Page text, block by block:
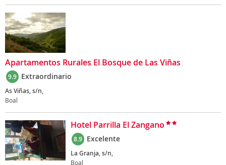
Apartamentos Rurales El Bosque de Las Viñas
9.9 Extraordinario
As Viñas, s/n,
Boal
Hotel Parrilla El Zangano
8.9 Excelente
La Granja, s/n,
Boal